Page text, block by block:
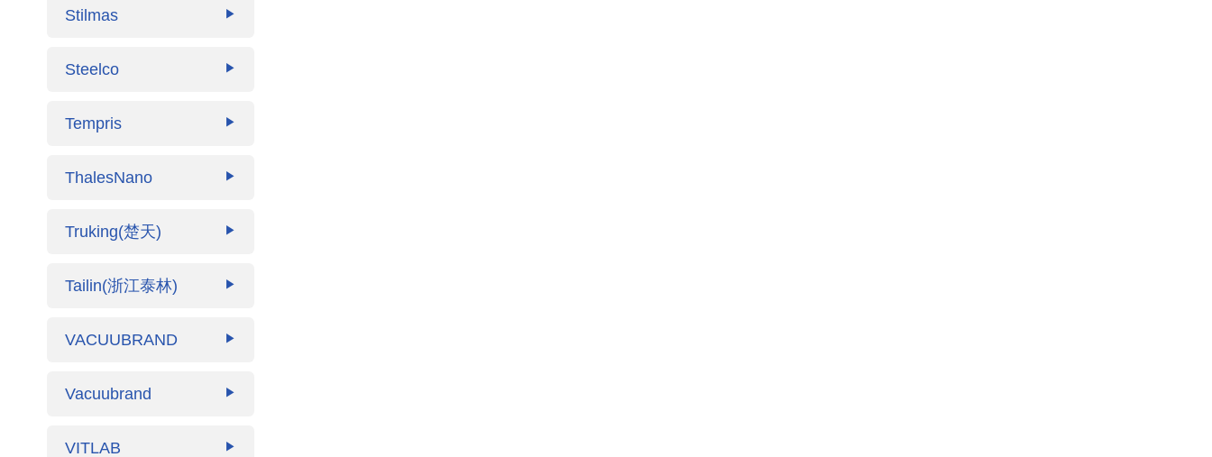
Stilmas ▶
Steelco ▶
Tempris ▶
ThalesNano ▶
Truking(楚天) ▶
Tailin(浙江泰林) ▶
VACUUBRAND ▶
Vacuubrand ▶
VITLAB ▶